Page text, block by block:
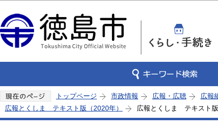
トップページ 市政情報 広報・広聴
広報
広報とくしま テキスト版（2020年）
広報とくしま テキスト